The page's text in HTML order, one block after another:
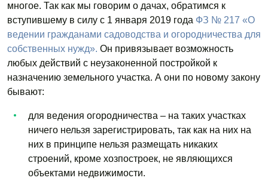
многое. Так как мы говорим о дачах, обратимся к
вступившему в силу с 1 января 2019 года ФЗ № 217 «О
ведении гражданами садоводства и огородничества для
собственных нужд». Он привязывает возможность
любых действий с неузаконенной постройкой к
назначению земельного участка. А они по новому закону
бывают:
для ведения огородничества – на таких участках
ничего нельзя зарегистрировать, так как на них на
них в принципе нельзя размещать никаких
строений, кроме хозпостроек, не являющихся
объектами недвижимости.